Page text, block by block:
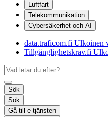
Luftfart
Telekommunikation
Cybersäkerhet och AI
data.traficom.fi Ulkoinen
Tillgänglighetskrav.fi
Sök
Sök
Gå till e-tjänsten